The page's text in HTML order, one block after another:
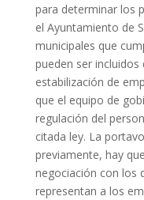
para determinar los
el Ayuntamiento de
municipales que
pueden ser
estabilización de
que el equipo de
regulación del
citada ley. La
previamente, hay
negociación con los
representan a los